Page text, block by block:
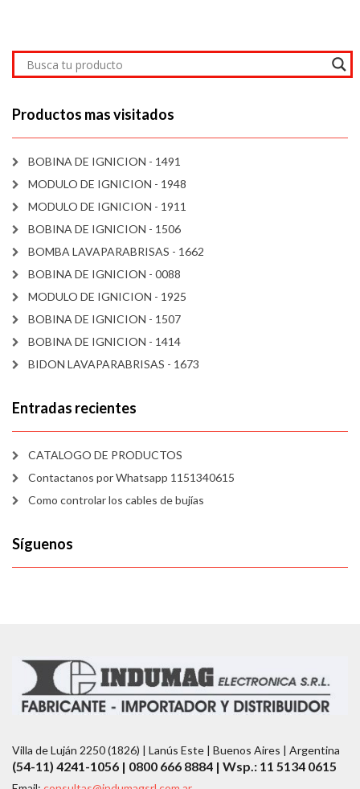
Productos mas visitados
BOBINA DE IGNICION - 1491
MODULO DE IGNICION - 1948
MODULO DE IGNICION - 1911
BOBINA DE IGNICION - 1506
BOMBA LAVAPARABRISAS - 1662
BOBINA DE IGNICION - 0088
MODULO DE IGNICION - 1925
BOBINA DE IGNICION - 1507
BOBINA DE IGNICION - 1414
BIDON LAVAPARABRISAS - 1673
Entradas recientes
CATALOGO DE PRODUCTOS
Contactanos por Whatsapp 1151340615
Como controlar los cables de bujías
Síguenos
Villa de Luján 2250 (1826) | Lanús Este | Buenos Aires | Argentina
(54-11) 4241-1056 | 0800 666 8884 | Wsp.: 11 5134 0615